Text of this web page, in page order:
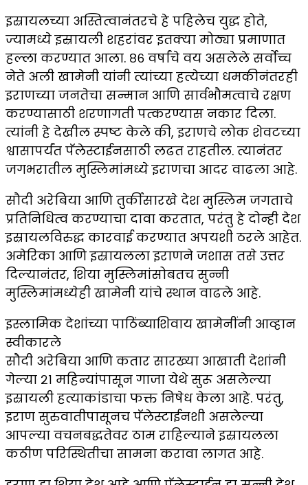
इस्रायलच्या अस्तित्वानंतरचे हे पहिलेच युद्ध होते,
ज्यामध्ये इस्रायली शहरांवर इतक्या मोठ्या प्रमाणात
हल्ला करण्यात आला. ८६ वर्षांचे वय असलेले सर्वोच्च
नेते अली खामेनी यांनी त्यांच्या हत्येच्या धमकीनंतरही
इराणच्या जनतेचा सन्मान आणि सार्वभौमत्वाचे रक्षण
करण्यासाठी शरणागती पत्करण्यास नकार दिला.
त्यांनी हे देखील स्पष्ट केले की, इराणचे लोक शेवटच्या
श्वासापर्यंत पॅलेस्टाईनसाठी लढत राहतील. त्यानंतर
जगभरातील मुस्लिमांमध्ये इराणचा आदर वाढला आहे.
सौदी अरेबिया आणि तुर्कीसारखे देश मुस्लिम जगताचे
प्रतिनिधित्व करण्याचा दावा करतात, परंतु हे दोन्ही देश
इस्रायलविरुद्ध कारवाई करण्यात अपयशी ठरले आहेत.
अमेरिका आणि इस्रायलला इराणने जशास तसे उत्तर
दिल्यानंतर, शिया मुस्लिमांसोबतच सुन्नी
मुस्लिमांमध्येही खामेनी यांचे स्थान वाढले आहे.
इस्लामिक देशांच्या पाठिंब्याशिवाय खामेनींनी आव्हान
स्वीकारले
सौदी अरेबिया आणि कतार सारख्या आखाती देशांनी
गेल्या २१ महिन्यांपासून गाजा येथे सुरू असलेल्या
इस्रायली हत्याकांडाचा फक्त निषेध केला आहे. परंतु,
इराण सुरुवातीपासूनच पॅलेस्टाईनशी असलेल्या
आपल्या वचनबद्धतेवर ठाम राहिल्याने इस्रायलला
कठीण परिस्थितीचा सामना करावा लागत आहे.